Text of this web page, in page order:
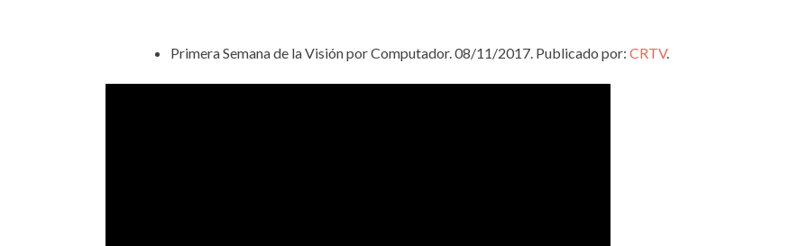
Primera Semana de la Visión por Computador. 08/11/2017. Publicado por: CRTV.